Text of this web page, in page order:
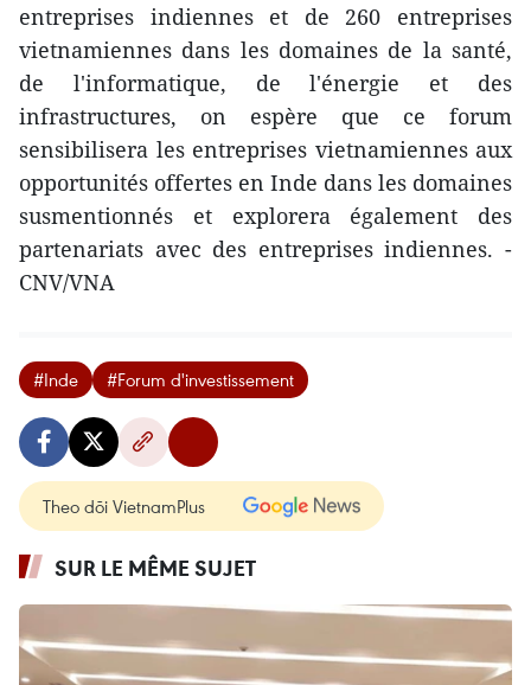
entreprises indiennes et de 260 entreprises
vietnamiennes dans les domaines de la santé,
de l'informatique, de l'énergie et des
infrastructures, on espère que ce forum
sensibilisera les entreprises vietnamiennes aux
opportunités offertes en Inde dans les domaines
susmentionnés et explorera également des
partenariats avec des entreprises indiennes. -
CNV/VNA
#Inde #Forum d'investissement
Theo dõi VietnamPlus
SUR LE MÊME SUJET